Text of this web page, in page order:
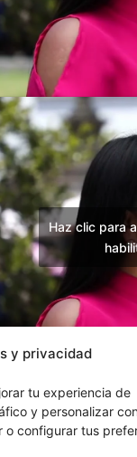
y privacidad
tu experiencia de
y personalizar
o configurar tus
Haz clic para